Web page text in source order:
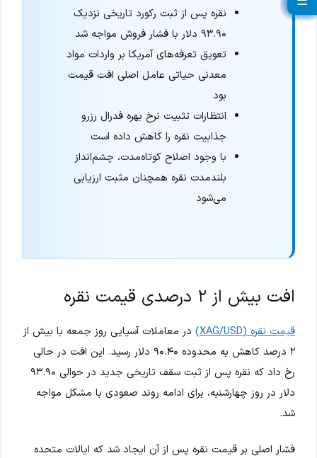
نقره پس از ثبت رکورد تاریخی نزدیک
۹۳.۹۰ دلار با فشار فروش مواجه شد
تعویق تعرفه‌های آمریکا بر واردات مواد
معدنی حیاتی عامل اصلی افت قیمت
بود
انتظارات تثبیت نرخ بهره فدرال رزرو
جذابیت نقره را کاهش داده است
با وجود اصلاح کوتاه‌مدت، چشم‌انداز
بلندمدت نقره همچنان مثبت ارزیابی
می‌شود
افت بیش از ۲ درصدی قیمت نقره
قیمت نقره (XAG/USD)
در معاملات آسیایی روز جمعه با بیش از
۲ درصد کاهش به محدوده ۹۰.۴۰ دلار رسید. این افت در حالی
رخ داد که نقره پس از ثبت سقف تاریخی جدید در حوالی ۹۳.۹۰
دلار در روز چهارشنبه، برای ادامه روند صعودی با مشکل مواجه
شد.
فشار اصلی بر قیمت نقره پس از آن ایجاد شد که ایالات متحده